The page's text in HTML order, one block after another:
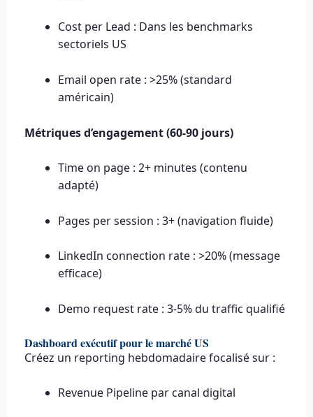
Cost per Lead : Dans les benchmarks
sectoriels US
Email open rate : >25% (standard
américain)
Métriques d’engagement (60-90 jours)
Time on page : 2+ minutes (contenu
adapté)
Pages per session : 3+ (navigation fluide)
LinkedIn connection rate : >20% (message
efficace)
Demo request rate : 3-5% du traffic qualifié
Dashboard exécutif pour le marché US
Créez un reporting hebdomadaire focalisé sur :
Revenue Pipeline par canal digital